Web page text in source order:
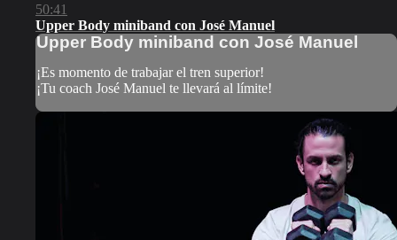
50:41
Upper Body miniband con José Manuel
Upper Body miniband con José Manuel
¡Es momento de trabajar el tren superior!
¡Tu coach José Manuel te llevará al límite!